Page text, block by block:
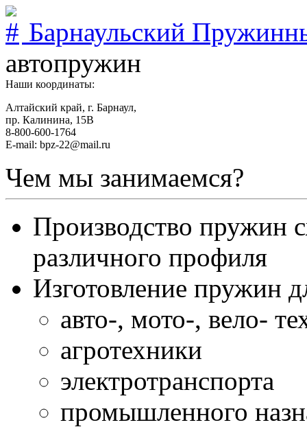
Барнаульский
автопружин
Наши координаты:
Алтайский край, г. Барнаул,
пр. Калинина, 15В
8-800-600-1764
E-mail: bpz-22@mail.ru
Чем мы занимаемся?
Производство пружин
различного профиля
Изготовление пружин
авто-, мото-, вело-
агротехники
электротранспорта
промышленного